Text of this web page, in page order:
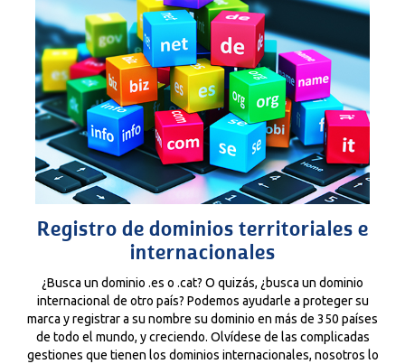
Registro de dominios territoriales e
internacionales
¿Busca un dominio .es o .cat? O quizás, ¿busca un dominio
internacional de otro país? Podemos ayudarle a proteger su
marca y registrar a su nombre su dominio en más de 350 países
de todo el mundo, y creciendo. Olvídese de las complicadas
gestiones que tienen los dominios internacionales, nosotros lo